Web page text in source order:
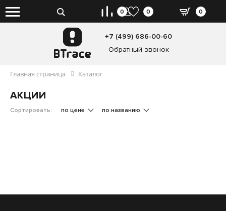
+7 (499) 686-00-60
Обратный звонок
0
0 0
Главная страница Каталог
АКЦИИ
Сортировать: по цене по названию